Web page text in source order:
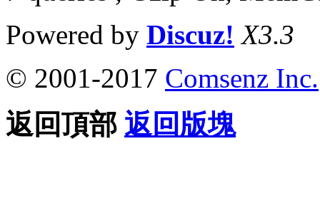
Powered by Discuz! X3.3
© 2001-2017 Comsenz Inc.
返回頂部 返回版塊